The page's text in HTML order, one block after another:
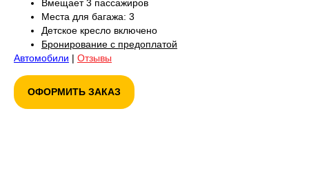
Вмещает 3 пассажиров
Места для багажа: 3
Детское кресло включено
Бронирование с предоплатой
Автомобили | Отзывы
ОФОРМИТЬ ЗАКАЗ